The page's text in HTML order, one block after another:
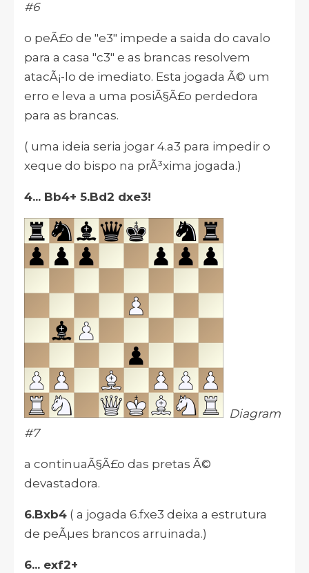
#6
o peÃ£o de "e3" impede a saida do cavalo
para a casa "c3" e as brancas resolvem
atacÃ¡-lo de imediato. Esta jogada Ã© um
erro e leva a uma posiÃ§Ã£o perdedora
para as brancas.
( uma ideia seria jogar 4.a3 para impedir o
xeque do bispo na prÃ³xima jogada.)
4... Bb4+ 5.Bd2 dxe3!
Diagram
#7
a continuaÃ§Ã£o das pretas Ã©
devastadora.
6.Bxb4 ( a jogada 6.fxe3 deixa a estrutura
de peÃµes brancos arruinada.)
6... exf2+